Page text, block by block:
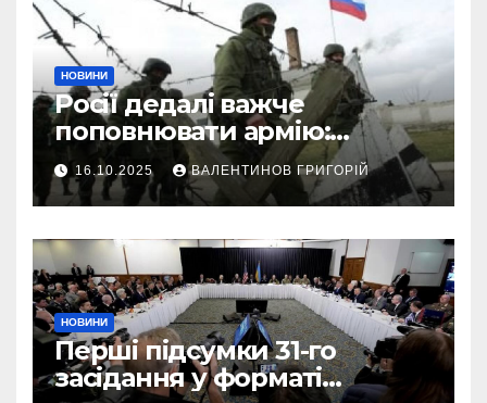
НОВИНИ
Росії дедалі важче
поповнювати армію:
військовий пояснив
приховані причини
16.10.2025 ВАЛЕНТИНОВ ГРИГОРІЙ
НОВИНИ
Перші підсумки 31-го
засідання у форматі